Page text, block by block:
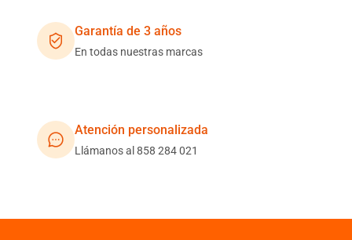
Garantía de 3 años
En todas nuestras marcas
Atención personalizada
Llámanos al 858 284 021